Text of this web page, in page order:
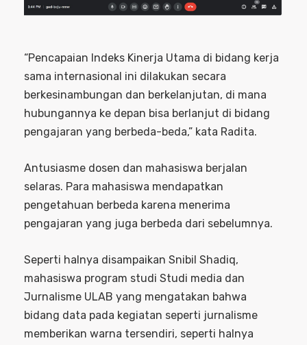
“Pencapaian Indeks Kinerja Utama di bidang kerja
sama internasional ini dilakukan secara
berkesinambungan dan berkelanjutan, di mana
hubungannya ke depan bisa berlanjut di bidang
pengajaran yang berbeda-beda,” kata Radita.
Antusiasme dosen dan mahasiswa berjalan
selaras. Para mahasiswa mendapatkan
pengetahuan berbeda karena menerima
pengajaran yang juga berbeda dari sebelumnya.
Seperti halnya disampaikan Snibil Shadiq,
mahasiswa program studi Studi media dan
Jurnalisme ULAB yang mengatakan bahwa
bidang data pada kegiatan seperti jurnalisme
memberikan warna tersendiri, seperti halnya